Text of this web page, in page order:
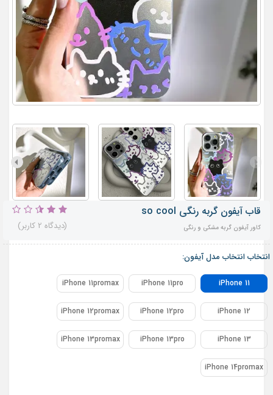
قاب آیفون گربه‌ رنگی so cool
کاور آیفون گربه‌ مشکی و رنگی (دیدگاه 2 کاربر)
انتخاب انتخاب مدل آیفون:
iPhone 11
iPhone 11pro
iPhone 11promax
iPhone 12
iPhone 12pro
iPhone 12promax
iPhone 13
iPhone 13pro
iPhone 13promax
iPhone 14promax